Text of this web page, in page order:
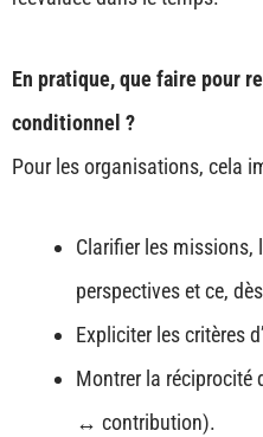
En pratique, que faire pour
conditionnel ?
Pour les organisations, cela
Clarifier les missions,
perspectives et ce,
Expliciter les critères
Montrer la réciprocité
↔ contribution).